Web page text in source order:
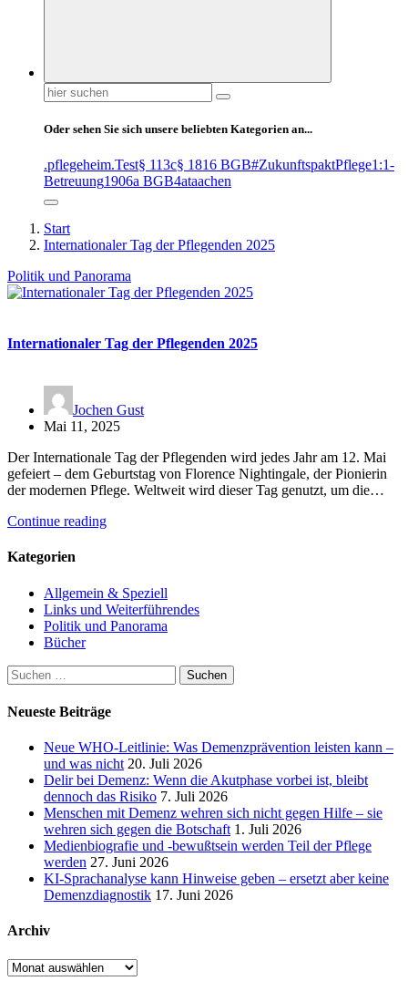
Suchen
nach:
Oder sehen Sie sich unsere beliebten Kategorien an...
.pflegeheim.Test§ 113c§ 1816 BGB#ZukunftspaktPflege1:1-
Betreuung1906a BGB4ataachen
Start
Internationaler Tag der Pflegenden 2025
Politik und Panorama
Internationaler Tag der Pflegenden 2025
Jochen Gust
Mai 11, 2025
Der Internationale Tag der Pflegenden wird jedes Jahr am 12. Mai
gefeiert – dem Geburtstag von Florence Nightingale, der Pionierin
der modernen Pflege. Weltweit wird dieser Tag genutzt, um die…
Continue reading
Kategorien
Allgemein & Speziell
Links und Weiterführendes
Politik und Panorama
Bücher
Suchen
nach:
Neueste Beiträge
Neue WHO-Leitlinie: Was Demenzprävention leisten kann –
und was nicht 20. Juli 2026
Delir bei Demenz: Wenn die Akutphase vorbei ist, bleibt
dennoch das Risiko 7. Juli 2026
Menschen mit Demenz wehren sich nicht gegen Hilfe – sie
wehren sich gegen die Botschaft 1. Juli 2026
Medienbiografie und -bewußtsein werden Teil der Pflege
werden 27. Juni 2026
KI-Sprachanalyse kann Hinweise geben – ersetzt aber keine
Demenzdiagnostik 17. Juni 2026
Archiv
Archiv